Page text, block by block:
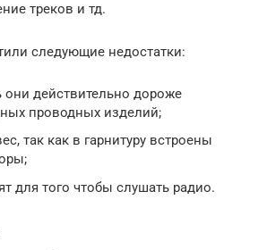
треков и тд.
следующие недостатки:
они действительно дороже
проводных изделий;
так как в гарнитуру встроены
для того чтобы слушать радио.